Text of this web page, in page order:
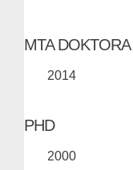
MTA DOKTORA
2014
PHD
2000